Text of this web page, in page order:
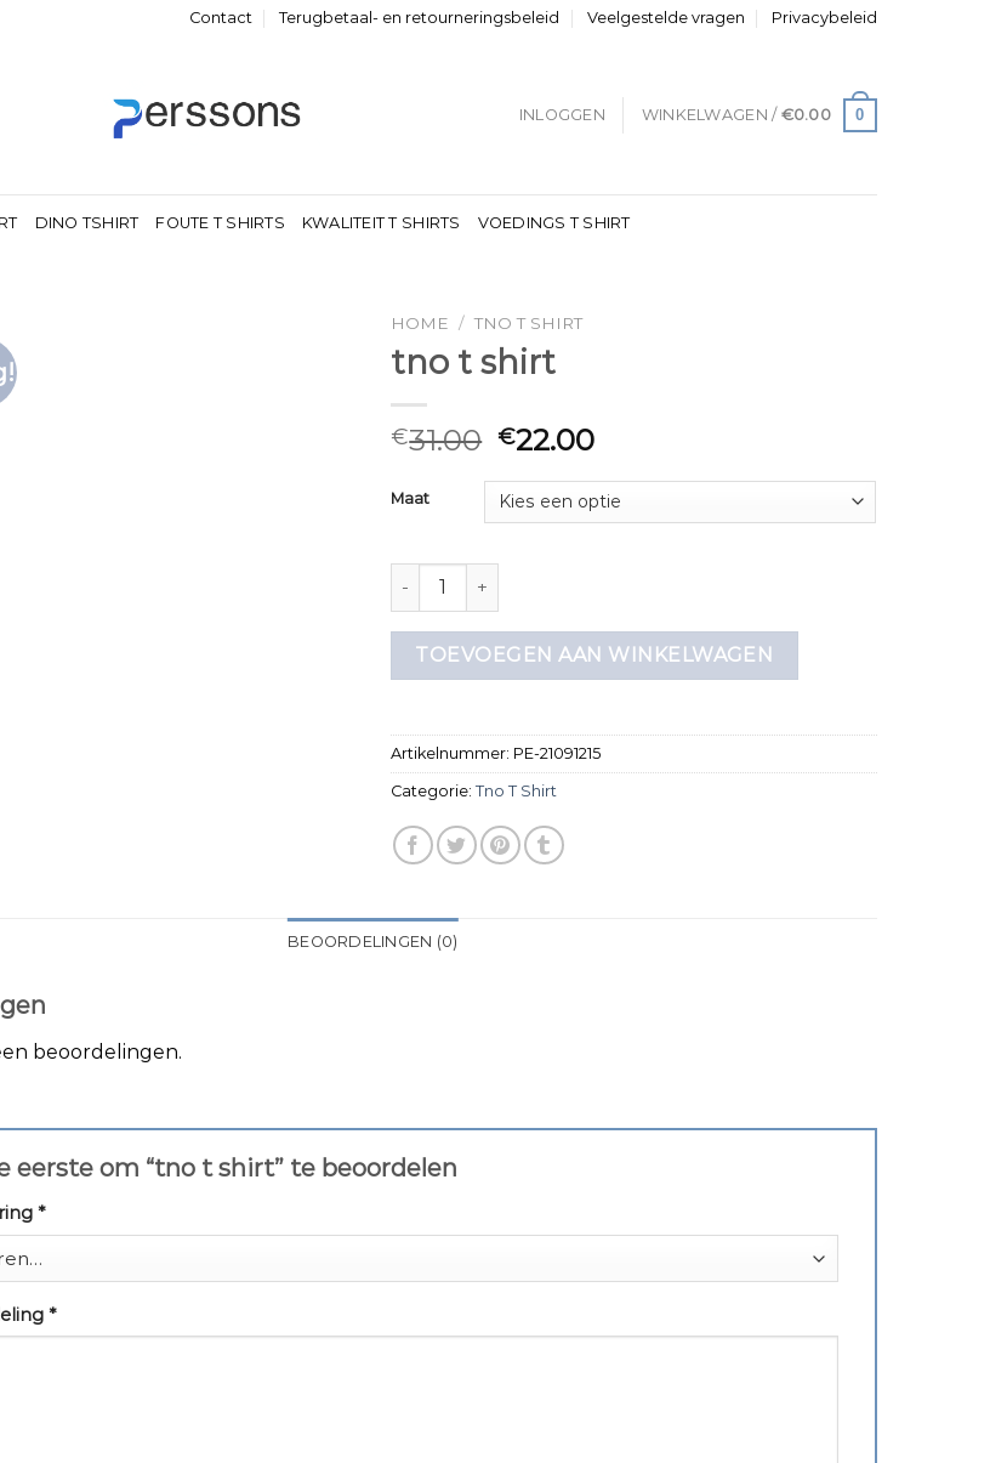
Contact Terugbetaal- en retourneringsbeleid Veelgestelde vragen Privacybeleid
INLOGGEN WINKELWAGEN / €0.00 0
DINO TSHIRT FOUTE T SHIRTS KWALITEIT T SHIRTS VOEDINGS T SHIRT
HOME / TNO T SHIRT
tno t shirt
€31.00 €22.00
Maat
tno t shirt aantal
TOEVOEGEN AAN WINKELWAGEN
Artikelnummer: PE-21091215
Categorie:Tno T Shirt
BEOORDELINGEN (0)
beoordelingen.
eerste om “tno t shirt” te beoordelen
*
*